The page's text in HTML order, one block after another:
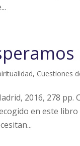
, Cuestiones
2016, 278
en este